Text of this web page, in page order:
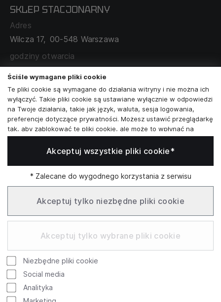
MAPA SERWISU
ZAMÓWIENIA KORPORACYJNE
WSPÓŁPRACA Z PARTNERAMI
SKLEP STACJONARNY
Adres
Wilcza 17, 00-548 Warszawa
godziny otwarcia
poniedziałek - sobota: 11:00 - 19:00
Skontaktuj się z nami
+48573581161
info@reytel.pl
Whatsapp
Infolinia: Pn–Pt 09:00–17:00
© 2026 Reytel Wszelkie prawa zastrzeżone
4.9 754 review
Ściśle wymagane pliki cookie
Te pliki cookie są wymagane do działania witryny i nie można ich
wyłączyć. Takie pliki cookie są ustawiane wyłącznie w odpowiedzi
na Twoje działania, takie jak język, waluta, sesja logowania,
preferencje dotyczące prywatności. Możesz ustawić przeglądarkę
tak, aby zablokować te pliki cookie, ale może to wpłynąć na
sposób działania naszej witryny.
Analizy i statystyki
Marketing i retargeting
Te pliki cookie są zwykle ustawiane przez naszych partnerów
marketingowych i reklamowych. Mogą być przez nich
wykorzystywane do tworzenia profilu Twoich zainteresowań, a
następnie wyświetlania odpowiednich reklam. Jeśli nie zezwolisz
Twoich interesów.
Funkcjonalne pliki cookie
Te pliki cookie umożliwiają naszej witrynie oferowanie
dodatkowych funkcji i ustawień osobistych. Mogą być ustawione
przez nas lub przez zewnętrznych dostawców usług, których
umieściliśmy na naszych stronach. Jeśli nie zezwolisz na te pliki
Akceptuj wszystkie pliki cookie*
* Zalecane do wygodnego korzystania z serwisu
Akceptuj tylko niezbędne pliki cookie
Akceptuj tylko wybrane pliki cookie
Niezbędne pliki cookie
Social media
Analityka